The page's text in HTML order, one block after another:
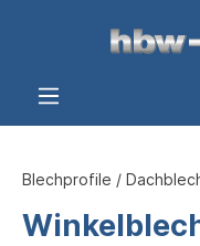
springen
Blechprofile /